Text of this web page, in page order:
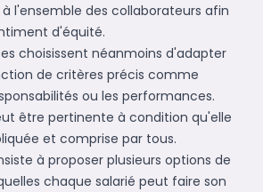
l'ensemble des collaborateurs afin
d'équité.
choisissent néanmoins d'adapter
de critères précis comme
ou les performances.
être pertinente à condition qu'elle
et comprise par tous.
à proposer plusieurs options de
chaque salarié peut faire son